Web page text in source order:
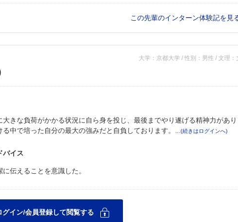
この先輩のインターン体験記を見
大学：京都大学 / 性別：男性 / 文理：
きな負荷がかかる状況に自ら身を投じ、最後までやり遂げる精神力があ
中で培った自分の最大の強みだと自負しております。
バイス
伝えることを意識した。